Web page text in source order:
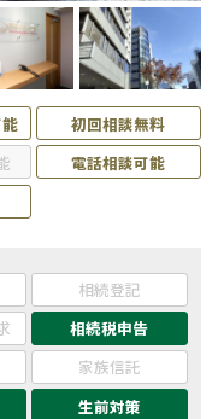
調査
評価(相続不動
の相続
記
アンケート
初回相談無料
電話相談可能
相続登記
相続税申告
家族信託
生前対策